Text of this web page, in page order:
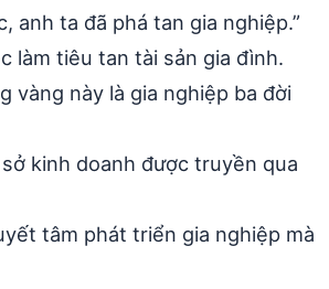
anh ta đã phá tan gia nghiệp.”
làm tiêu tan tài sản gia đình.
vàng này là gia nghiệp ba đời
kinh doanh được truyền qua
tâm phát triển gia nghiệp mà